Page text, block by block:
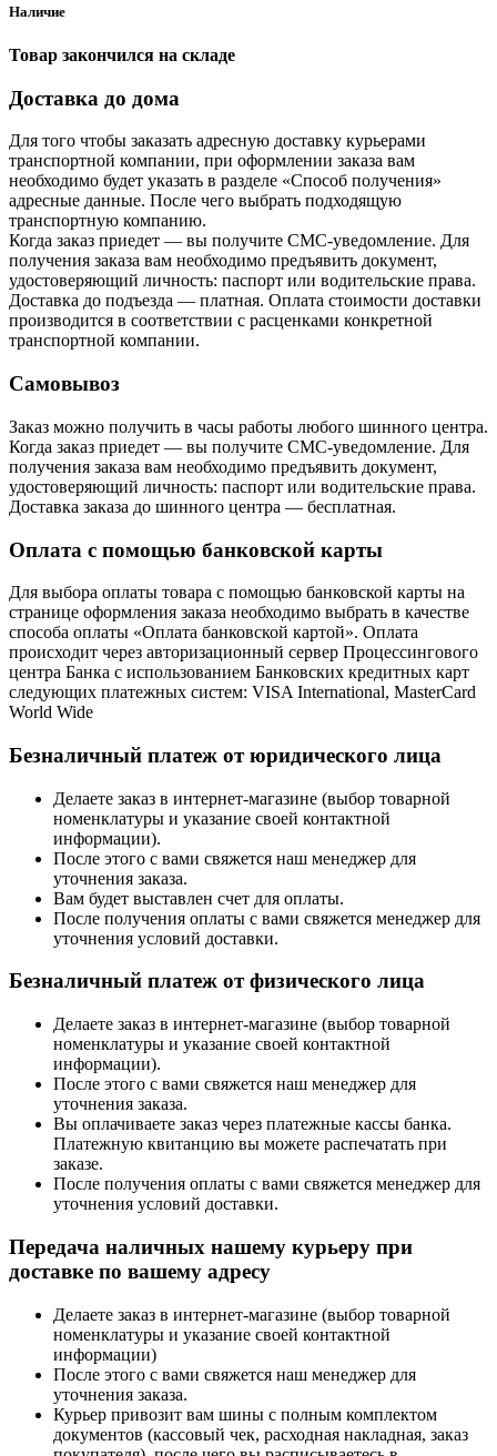
Наличие
Товар закончился на складе
Доставка до дома
Для того чтобы заказать адресную доставку курьерами
транспортной компании, при оформлении заказа вам
необходимо будет указать в разделе «Способ получения»
адресные данные. После чего выбрать подходящую
транспортную компанию.
Когда заказ приедет — вы получите СМС-уведомление. Для
получения заказа вам необходимо предъявить документ,
удостоверяющий личность: паспорт или водительские права.
Доставка до подъезда — платная. Оплата стоимости доставки
производится в соответствии с расценками конкретной
транспортной компании.
Самовывоз
Заказ можно получить в часы работы любого шинного центра.
Когда заказ приедет — вы получите СМС-уведомление. Для
получения заказа вам необходимо предъявить документ,
удостоверяющий личность: паспорт или водительские права.
Доставка заказа до шинного центра — бесплатная.
Оплата с помощью банковской карты
Для выбора оплаты товара с помощью банковской карты на
странице оформления заказа необходимо выбрать в качестве
способа оплаты «Оплата банковской картой». Оплата
происходит через авторизационный сервер Процессингового
центра Банка с использованием Банковских кредитных карт
следующих платежных систем: VISA International, MasterCard
World Wide
Безналичный платеж от юридического лица
Делаете заказ в интернет-магазине (выбор товарной
номенклатуры и указание своей контактной
информации).
После этого с вами свяжется наш менеджер для
уточнения заказа.
Вам будет выставлен счет для оплаты.
После получения оплаты с вами свяжется менеджер для
уточнения условий доставки.
Безналичный платеж от физического лица
Делаете заказ в интернет-магазине (выбор товарной
номенклатуры и указание своей контактной
информации).
После этого с вами свяжется наш менеджер для
уточнения заказа.
Вы оплачиваете заказ через платежные кассы банка.
Платежную квитанцию вы можете распечатать при
заказе.
После получения оплаты с вами свяжется менеджер для
уточнения условий доставки.
Передача наличных нашему курьеру при
доставке по вашему адресу
Делаете заказ в интернет-магазине (выбор товарной
номенклатуры и указание своей контактной
информации)
После этого с вами свяжется наш менеджер для
уточнения заказа.
Курьер привозит вам шины с полным комплектом
документов (кассовый чек, расходная накладная, заказ